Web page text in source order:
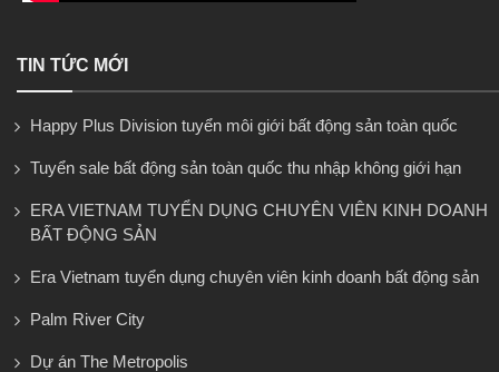
TIN TỨC MỚI
Happy Plus Division tuyển môi giới bất động sản toàn quốc
Tuyển sale bất động sản toàn quốc thu nhập không giới hạn
ERA VIETNAM TUYỂN DỤNG CHUYÊN VIÊN KINH DOANH
BẤT ĐỘNG SẢN
Era Vietnam tuyển dụng chuyên viên kinh doanh bất động sản
Palm River City
Dự án The Metropolis